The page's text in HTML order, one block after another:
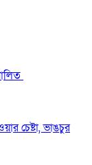
চেষ্টা, ভাঙচুর